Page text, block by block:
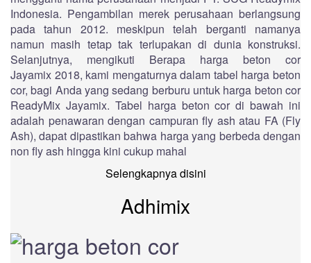
Indonesia. Pengambilan merek perusahaan berlangsung
pada tahun 2012. meskipun telah berganti namanya
namun masih tetap tak terlupakan di dunia konstruksi.
Selanjutnya, mengikuti Berapa harga beton cor
Jayamix 2018, kami mengaturnya dalam tabel harga beton
cor, bagi Anda yang sedang berburu untuk harga beton cor
ReadyMix Jayamix. Tabel harga beton cor di bawah ini
adalah penawaran dengan campuran fly ash atau FA (Fly
Ash), dapat dipastikan bahwa harga yang berbeda dengan
non fly ash hingga kini cukup mahal
Selengkapnya disini
Adhimix